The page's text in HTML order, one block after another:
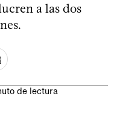
a las dos
de lectura